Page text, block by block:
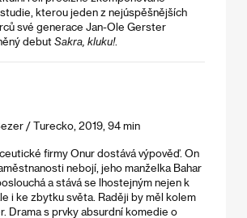
kterou jeden z nejúspěšnějších
své generace Jan-Ole Gerster
debut Sakra, kluku!.
/ Turecko, 2019, 94 min
firmy Onur dostává výpověď. On
nebojí, jeho manželka Bahar
a stává se lhostejným nejen k
i ke zbytku světa. Raději by měl kolem
Drama s prvky absurdní komedie o